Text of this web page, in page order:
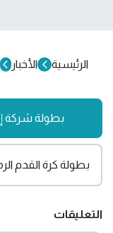
الرئيسية الأخبار
بطولة شركة
بطولة كرة القدم
التعليقات